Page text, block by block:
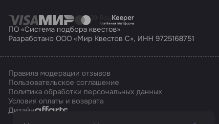
ПО «Система подбора квестов»
Разработано ООО «Мир Квестов С», ИНН 9725168751
Правила модерации отзывов
Пользовательское соглашение
Политика обработки персональных данных
Условия оплаты и возврата
ДизайнAffarts